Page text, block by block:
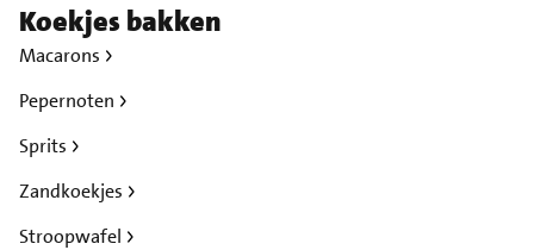
Koekjes bakken
Macarons
Pepernoten
Sprits
Zandkoekjes
Stroopwafel